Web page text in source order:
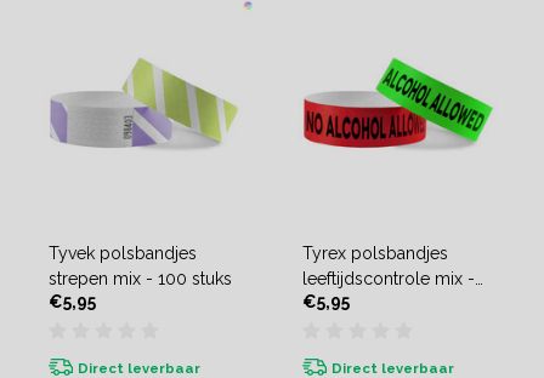
Tyvek polsbandjes
strepen mix - 100 stuks
€5,95
Direct leverbaar
Tyrex polsbandjes
leeftijdscontrole mix -
100 stuks
€5,95
Direct leverbaar